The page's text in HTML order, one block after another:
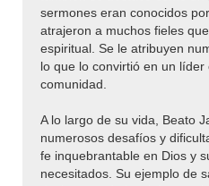
sermones eran conocidos
atrajeron a muchos fieles
espiritual. Se le atribuyen
lo que lo convirtió en un
comunidad.
A lo largo de su vida, Beato
numerosos desafíos y
fe inquebrantable en Dios y
necesitados. Su ejemplo de